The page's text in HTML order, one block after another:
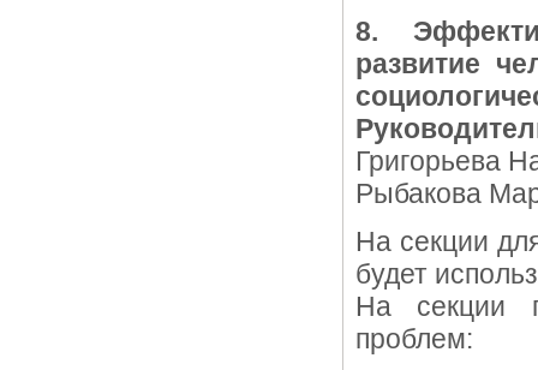
8.
развитие
Григорьева
Рыбакова
На секции
будет
На секции
проблем: